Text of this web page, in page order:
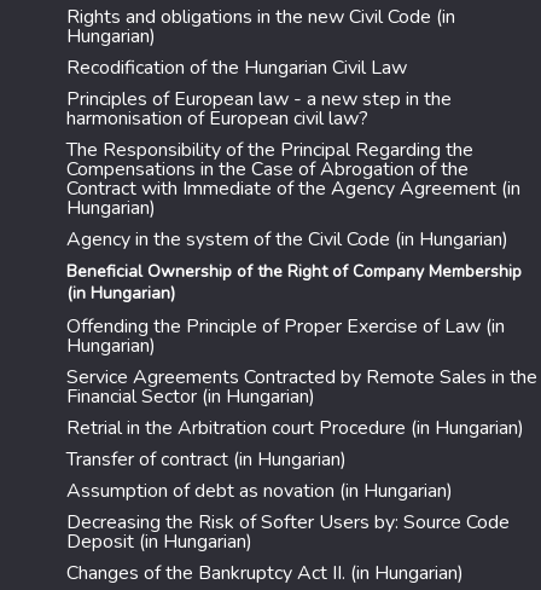
Rights and obligations in the new Civil Code (in
Hungarian)
Recodification of the Hungarian Civil Law
Principles of European law - a new step in the
harmonisation of European civil law?
The Responsibility of the Principal Regarding the
Compensations in the Case of Abrogation of the
Contract with Immediate of the Agency Agreement (in
Hungarian)
Agency in the system of the Civil Code (in Hungarian)
Beneficial Ownership of the Right of Company Membership
(in Hungarian)
Offending the Principle of Proper Exercise of Law (in
Hungarian)
Service Agreements Contracted by Remote Sales in the
Financial Sector (in Hungarian)
Retrial in the Arbitration court Procedure (in Hungarian)
Transfer of contract (in Hungarian)
Assumption of debt as novation (in Hungarian)
Decreasing the Risk of Softer Users by: Source Code
Deposit (in Hungarian)
Changes of the Bankruptcy Act II. (in Hungarian)